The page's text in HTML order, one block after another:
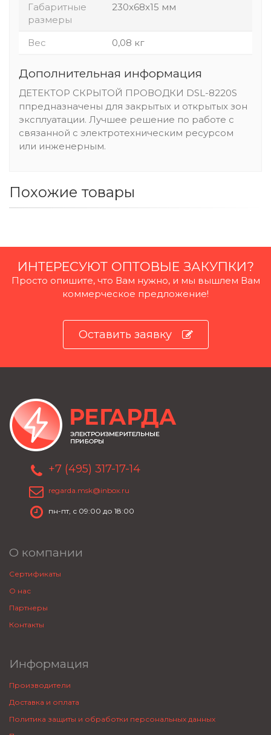
Габаритные
размеры
230x68x15 мм
Вес 0,08 кг
Дополнительная информация
ДЕТЕКТОР СКРЫТОЙ ПРОВОДКИ DSL-8220S
ппредназначены для закрытых и открытых зон
эксплуатации. Лучшее решение по работе с
связанной с электротехническим ресурсом
или инженерным.
Похожие товары
ИНТЕРЕСУЮТ ОПТОВЫЕ ЗАКУПКИ?
Просто опишите, что Вам нужно, и мы вышлем Вам
коммерческое предложение!
Оставить заявку
+7 (495) 317-17-14
regarda.msk@inbox.ru
пн-пт, с 09:00 до 18:00
О компании
Сертификаты
О нас
Партнеры
Контакты
Информация
Производители
Доставка и оплата
Политика защиты и обработки персональных данных